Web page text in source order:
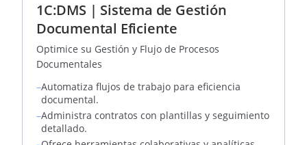
1C:DMS | Sistema de Gestión
Documental Eficiente
Optimice su Gestión y Flujo de Procesos
Documentales
–Automatiza flujos de trabajo para eficiencia
documental.
–Administra contratos con plantillas y seguimiento
detallado.